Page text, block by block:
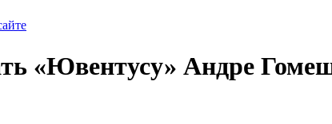
«Ювентусу» Андре